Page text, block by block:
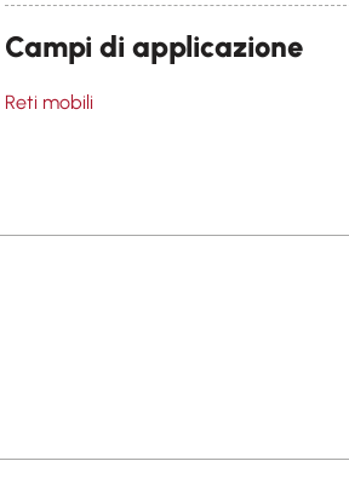
Campi di applicazione
Reti mobili